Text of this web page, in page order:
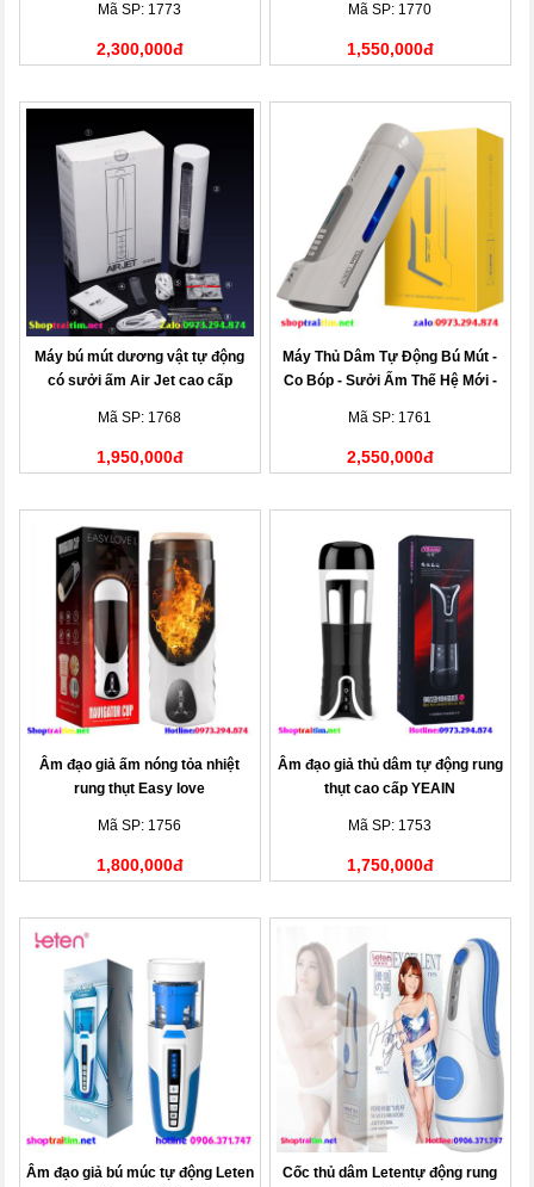
Mã SP: 1773
2,300,000đ
Mã SP: 1770
1,550,000đ
Máy bú mút dương vật tự động
có sưởi ấm Air Jet cao cấp
Mã SP: 1768
1,950,000đ
Máy Thủ Dâm Tự Động Bú Mút -
Co Bóp - Sưởi Ấm Thế Hệ Mới -
Mã SP: 1761
2,550,000đ
Âm đạo giả ấm nóng tỏa nhiệt
rung thụt Easy love
Mã SP: 1756
1,800,000đ
Âm đạo giả thủ dâm tự động rung
thụt cao cấp YEAIN
Mã SP: 1753
1,750,000đ
Âm đạo giả bú múc tự động Leten
Cốc thủ dâm Letentự động rung